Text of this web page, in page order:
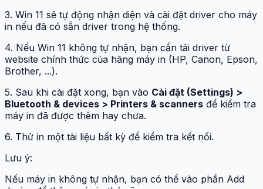
3. Win 11 sẽ tự động nhận diện và cài đặt driver cho máy
in nếu đã có sẵn driver trong hệ thống.
4. Nếu Win 11 không tự nhận, bạn cần tải driver từ
website chính thức của hãng máy in (HP, Canon, Epson,
Brother, ...).
5. Sau khi cài đặt xong, bạn vào Cài đặt (Settings) >
Bluetooth & devices > Printers & scanners để kiểm tra
máy in đã được thêm hay chưa.
6. Thử in một tài liệu bất kỳ để kiểm tra kết nối.
Lưu ý:
Nếu máy in không tự nhận, bạn có thể vào phần Add